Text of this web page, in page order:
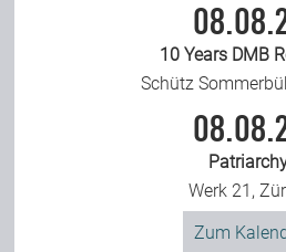
10 Years DMB
Schütz
Werk 21,
Zum